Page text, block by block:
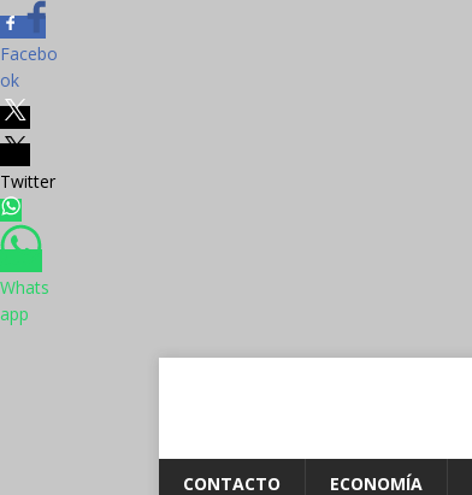
Facebo
ok
Twitter
Whats
app
CONTACTO ECONOMÍA